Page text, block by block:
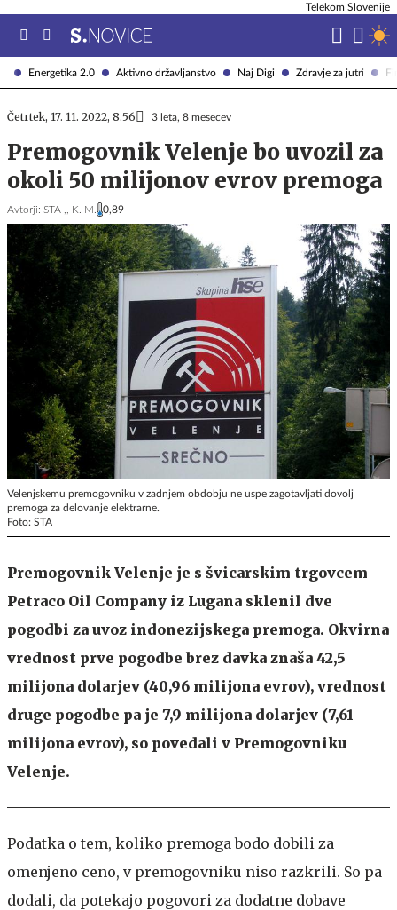
Energetika 2.0 Aktivno državljanstvo Naj Digi Zdravje za jutri
Telekom Slovenije
Četrtek, 17. 11. 2022, 8.56 3 leta, 8 mesecev
Premogovnik Velenje bo uvozil za
okoli 50 milijonov evrov premoga
Avtorji: STA ,, K. M. 0,89
Velenjskemu premogovniku v zadnjem obdobju ne uspe zagotavljati dovolj
premoga za delovanje elektrarne.
Foto: STA
Premogovnik Velenje je s švicarskim trgovcem
Petraco Oil Company iz Lugana sklenil dve
pogodbi za uvoz indonezijskega premoga. Okvirna
vrednost prve pogodbe brez davka znaša 42,5
milijona dolarjev (40,96 milijona evrov), vrednost
druge pogodbe pa je 7,9 milijona dolarjev (7,61
milijona evrov), so povedali v Premogovniku
Velenje.
Podatka o tem, koliko premoga bodo dobili za
omenjeno ceno, v premogovniku niso razkrili. So pa
dodali, da potekajo pogovori za dodatne dobave